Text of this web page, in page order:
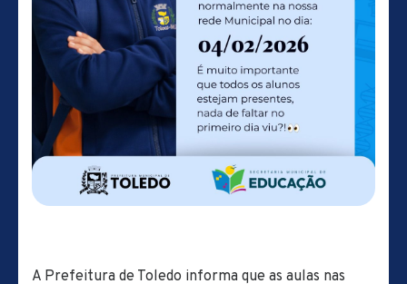
A Prefeitura de Toledo informa que as aulas nas